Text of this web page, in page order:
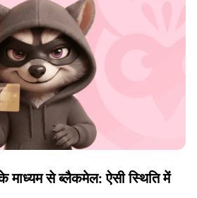
माध्यम से ब्लैकमेल: ऐसी स्थिति में